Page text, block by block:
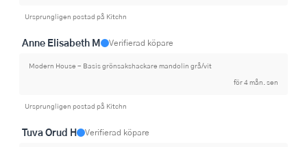
Ursprungligen postad på Kitchn
Anne Elisabeth M Verifierad köpare
Modern House - Basis grönsakshackare mandolin grå/vit
för 4 mån. sen
Ursprungligen postad på Kitchn
Tuva Orud H Verifierad köpare